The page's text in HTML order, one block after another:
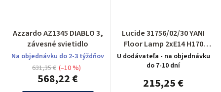
Azzardo AZ1345 DIABLO 3,
závesné svietidlo
Na objednávku do 2-3 týždňov
568,22 €
631,35 € (–10 %)
Lucide 31756/02/30 YANI
Floor Lamp 2xE14 H170
D40cm Black
U dodávateľa - na objednávku
do 7-10 dní
215,25 €